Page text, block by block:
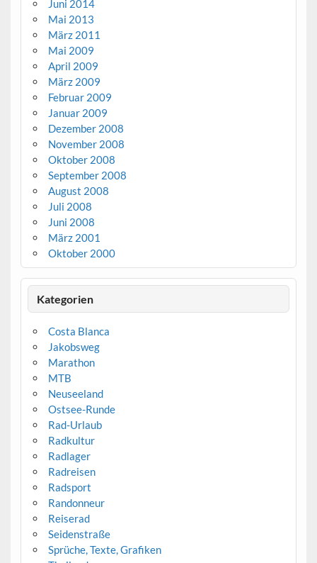
Juni 2014
Mai 2013
März 2011
Mai 2009
April 2009
März 2009
Februar 2009
Januar 2009
Dezember 2008
November 2008
Oktober 2008
September 2008
August 2008
Juli 2008
Juni 2008
März 2001
Oktober 2000
Kategorien
Costa Blanca
Jakobsweg
Marathon
MTB
Neuseeland
Ostsee-Runde
Rad-Urlaub
Radkultur
Radlager
Radreisen
Radsport
Randonneur
Reiserad
Seidenstraße
Sprüche, Texte, Grafiken